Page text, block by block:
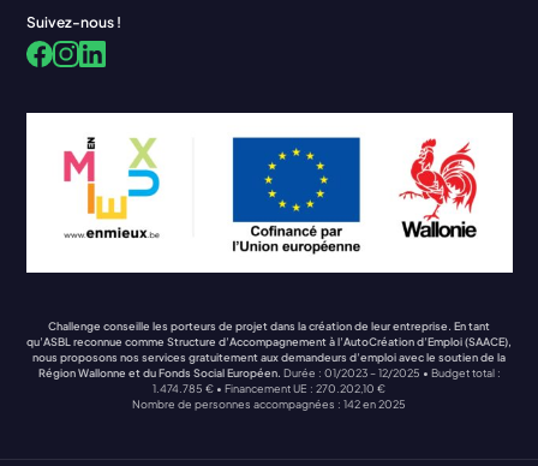
Suivez-nous !
Challenge conseille les porteurs de projet dans la création de leur entreprise. En tant
qu’ASBL reconnue comme Structure d’Accompagnement à l’AutoCréation d’Emploi (SAACE),
nous proposons nos services gratuitement aux demandeurs d’emploi avec le soutien de la
Région Wallonne et du Fonds Social Européen. Durée : 01/2023 – 12/2025 • Budget total :
1.474.785 € • Financement UE : 270.202,10 €
Nombre de personnes accompagnées : 142 en 2025